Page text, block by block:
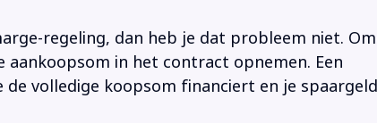
regeling, dan heb je dat probleem niet.
aankoopsom in het contract opnemen. Een
volledige koopsom financiert en je